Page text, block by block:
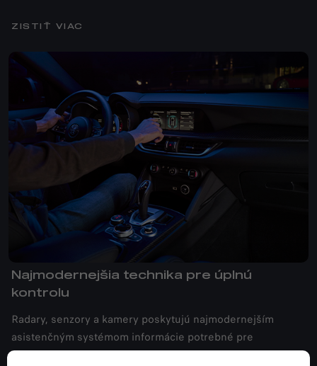
ZISTIŤ VIAC
Najmodernejšia technika pre úplnú
kontrolu
Radary, senzory a kamery poskytujú najmodernejším
asistenčným systémom informácie potrebné pre
autonómnu jazdu úrovne Level 2. Aj vďaka nim vám Alfa